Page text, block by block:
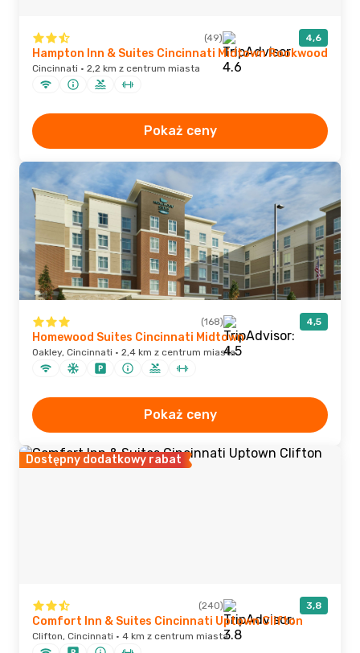
(49) 4,6
Hampton Inn & Suites Cincinnati Midtown Rookwood
Cincinnati · 2,2 km z centrum miasta
Pokaż ceny
(168) 4,5
Homewood Suites Cincinnati Midtown
Oakley, Cincinnati · 2,4 km z centrum miasta
Pokaż ceny
Dostępny dodatkowy rabat
(240) 3,8
Comfort Inn & Suites Cincinnati Uptown Clifton
Clifton, Cincinnati · 4 km z centrum miasta